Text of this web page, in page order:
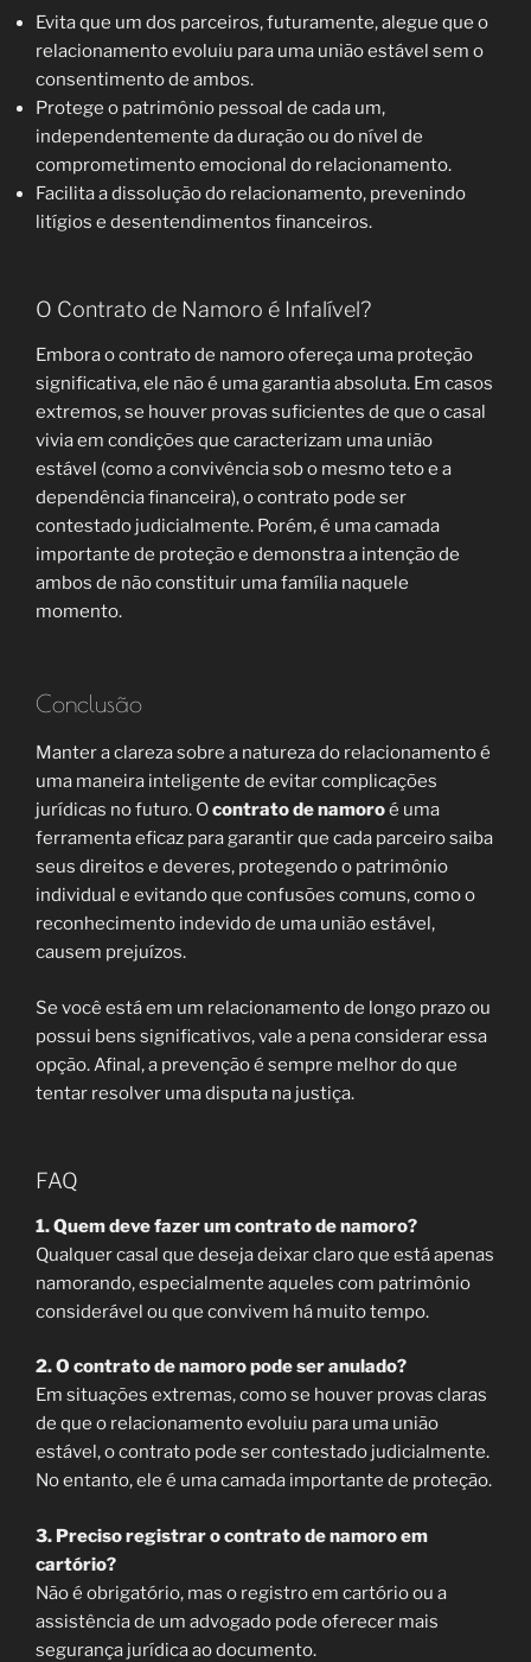
Evita que um dos parceiros, futuramente, alegue que o
relacionamento evoluiu para uma união estável sem o
consentimento de ambos.
Protege o patrimônio pessoal de cada um,
independentemente da duração ou do nível de
comprometimento emocional do relacionamento.
Facilita a dissolução do relacionamento, prevenindo
litígios e desentendimentos financeiros.
O Contrato de Namoro é Infalível?
Embora o contrato de namoro ofereça uma proteção
significativa, ele não é uma garantia absoluta. Em casos
extremos, se houver provas suficientes de que o casal
vivia em condições que caracterizam uma união
estável (como a convivência sob o mesmo teto e a
dependência financeira), o contrato pode ser
contestado judicialmente. Porém, é uma camada
importante de proteção e demonstra a intenção de
ambos de não constituir uma família naquele
momento.
Conclusão
Manter a clareza sobre a natureza do relacionamento é
uma maneira inteligente de evitar complicações
jurídicas no futuro. Ocontrato de namoroé uma
ferramenta eficaz para garantir que cada parceiro saiba
seus direitos e deveres, protegendo o patrimônio
individual e evitando que confusões comuns, como o
reconhecimento indevido de uma união estável,
causem prejuízos.
Se você está em um relacionamento de longo prazo ou
possui bens significativos, vale a pena considerar essa
opção. Afinal, a prevenção é sempre melhor do que
tentar resolver uma disputa na justiça.
FAQ
1. Quem deve fazer um contrato de namoro?
Qualquer casal que deseja deixar claro que está apenas
namorando, especialmente aqueles com patrimônio
considerável ou que convivem há muito tempo.
2. O contrato de namoro pode ser anulado?
Em situações extremas, como se houver provas claras
de que o relacionamento evoluiu para uma união
estável, o contrato pode ser contestado judicialmente.
No entanto, ele é uma camada importante de proteção.
3. Preciso registrar o contrato de namoro em
cartório?
Não é obrigatório, mas o registro em cartório ou a
assistência de um advogado pode oferecer mais
segurança jurídica ao documento.